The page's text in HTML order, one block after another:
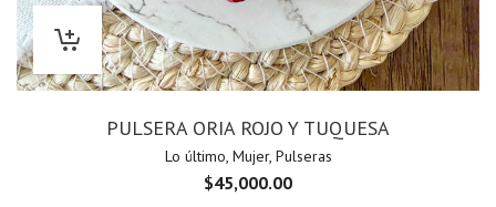
PULSERA ORIA ROJO Y TUQUESA
Lo último, Mujer, Pulseras
$45,000.00